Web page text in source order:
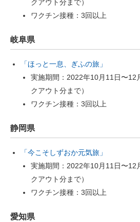
クアウト分まで）
ワクチン接種：3回以上
岐阜県
「ほっと一息、ぎふの旅」
実施期間：2022年10月11日〜12
クアウト分まで）
ワクチン接種：3回以上
静岡県
「今こそしずおか元気旅」
実施期間：2022年10月11日〜12
クアウト分まで）
ワクチン接種：3回以上
愛知県